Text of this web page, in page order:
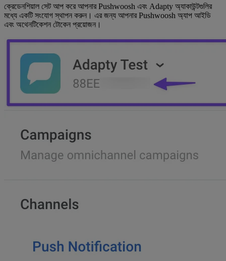
ক্রেডেনশিয়াল সেট আপ করে আপনার Pushwoosh এবং Adapty অ্যাকাউন্টগুলির
মধ্যে একটি সংযোগ স্থাপন করুন। এর জন্য আপনার Pushwoosh অ্যাপ আইডি
এবং অথেনটিকেশন টোকেন প্রয়োজন।